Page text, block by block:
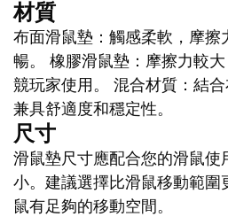
材質
布面滑鼠墊：觸感柔軟，摩擦
暢。 橡膠滑鼠墊：摩擦力較
競玩家使用。 混合材質：結合
兼具舒適度和穩定性。
尺寸
滑鼠墊尺寸應配合您的滑鼠使
小。建議選擇比滑鼠移動範圍
鼠有足夠的移動空間。